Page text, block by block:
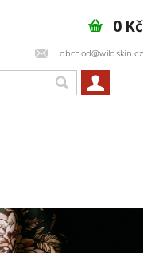
obchod@wildskin.cz
0 Kč